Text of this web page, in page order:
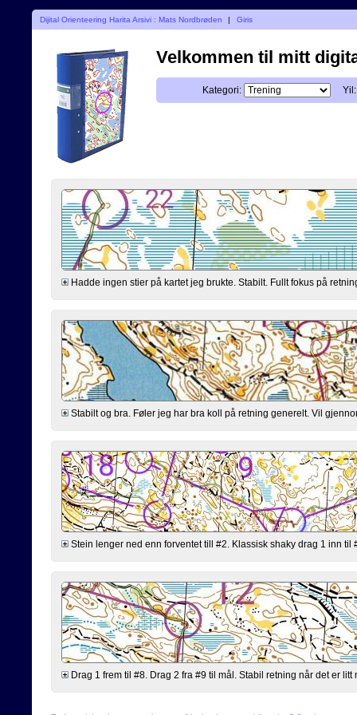
Dijital Orienteering Harita Arsivi : Mats Nordbrøden | Giris
Velkommen til mitt
Kategori: Yil:
Hadde ingen stier på kartet jeg brukte. Stabilt. Fullt fokus på
Stabilt og bra. Føler jeg har bra koll på retning generelt. Vil
Stein lenger ned enn forventet till #2. Klassisk shaky drag 1 inn
Drag 1 frem til #8. Drag 2 fra #9 til mål. Stabil retning når det er